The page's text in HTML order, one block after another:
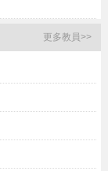
更多教員>>